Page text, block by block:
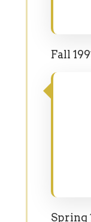
Fall
Spring